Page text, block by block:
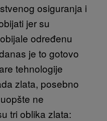
osiguranja i
jer su
određenu
je to gotovo
tehnologije
zlata, posebno
ne
tri oblika zlata: